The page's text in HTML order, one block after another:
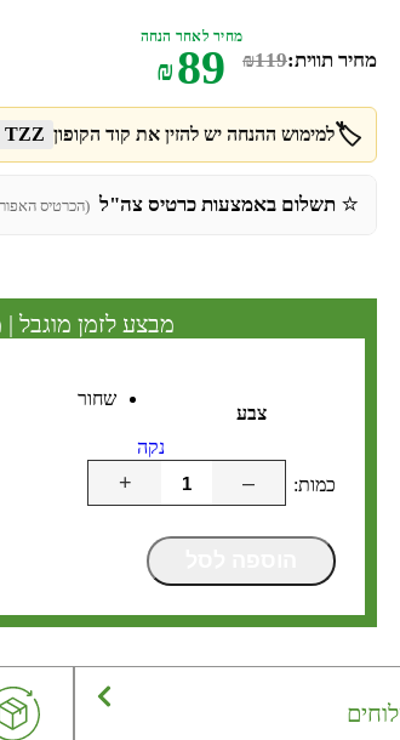
מחיר תווית: ₪119
מחיר לאחר הנחה
₪89
🏷️למימוש ההנחה יש להזין את קוד הקופון TZZ
⭐ תשלום באמצעות כרטיס צה"ל (הכרטיס
מבצע לזמן מוגבל
צבע
שחור
נקה
–
+